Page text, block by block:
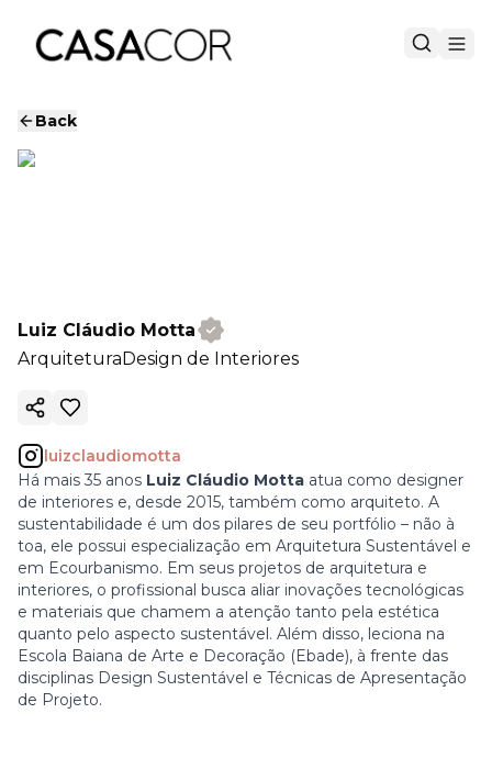
Back
Luiz Cláudio Motta
ArquiteturaDesign de Interiores
Copy ink
luizclaudiomotta
Há mais 35 anos Luiz Cláudio Motta atua como designer
de interiores e, desde 2015, também como arquiteto. A
sustentabilidade é um dos pilares de seu portfólio – não à
toa, ele possui especialização em Arquitetura Sustentável e
em Ecourbanismo. Em seus projetos de arquitetura e
interiores, o profissional busca aliar inovações tecnológicas
e materiais que chamem a atenção tanto pela estética
quanto pelo aspecto sustentável. Além disso, leciona na
Escola Baiana de Arte e Decoração (Ebade), à frente das
disciplinas Design Sustentável e Técnicas de Apresentação
de Projeto.